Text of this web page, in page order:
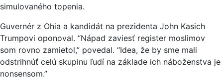
simulovaného topenia.
Guvernér z Ohia a kandidát na prezidenta John Kasich
Trumpovi oponoval. “Nápad zaviesť register moslimov
som rovno zamietol,” povedal. “Idea, že by sme mali
odstrihnúť celú skupinu ľudí na základe ich náboženstva je
nonsensom.”